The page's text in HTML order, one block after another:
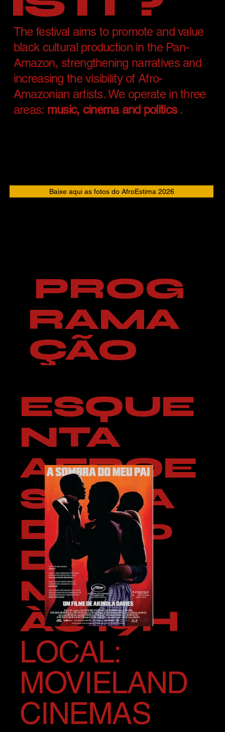
The festival aims to promote and value
black cultural production in the Pan-
Amazon, strengthening narratives and
increasing the visibility of Afro-
Amazonian artists. We operate in three
areas: music, cinema and politics.
Baixe aqui as fotos do AfroEstima 2026
PROG
RAMA
ÇÃO
ESQUE
NTA
AFROE
STIMA
DIA 20
DE
MAIO
ÀS 19H
LOCAL:
MOVIELAND
CINEMAS